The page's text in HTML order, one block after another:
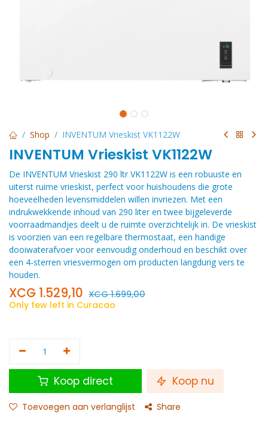
Shop INVENTUM Vrieskist VK1122W
INVENTUM Vrieskist VK1122W
De INVENTUM Vrieskist 290 ltr VK1122W is een robuuste en
uiterst ruime vrieskist, perfect voor huishoudens die grote
hoeveelheden levensmiddelen willen invriezen. Met een
indrukwekkende inhoud van 290 liter en twee bijgeleverde
voorraadmandjes deelt u de ruimte overzichtelijk in. De vrieskist
is voorzien van een regelbare thermostaat, een handige
dooiwaterafvoer voor eenvoudig onderhoud en beschikt over
een 4-sterren vriesvermogen om producten langdurig vers te
houden.
XCG 1.529,10 XCG1.699,00
Only few left in Curacao
Koop direct Koop nu
Toevoegen aan verlanglijst Share